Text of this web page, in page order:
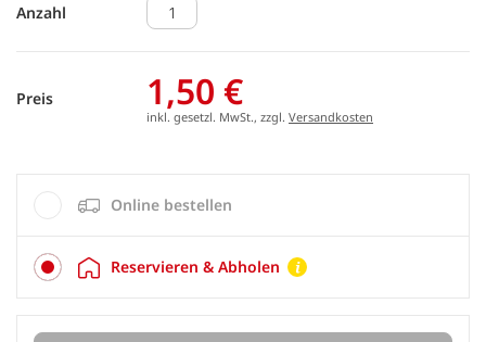
Anzahl
Preis 1,50 €
inkl. gesetzl. MwSt., zzgl. Versandkosten
Online bestellen
Reservieren & Abholen